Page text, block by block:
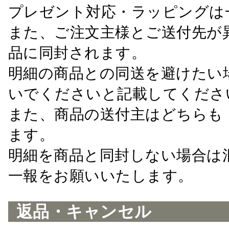
プレゼント対応・ラッピング
また、ご注文主様とご送付先
品に同封されます。
明細の商品との同送を避けた
いでくださいと記載してくださ
また、商品の送付主はどちら
ます。
明細を商品と同封しない場合
一報をお願いいたします。
返品・キャンセル